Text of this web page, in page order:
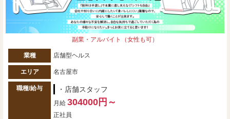
副業・アルバイト（女性も可）
業種 店舗型ヘルス
エリア 名古屋市
職種/給与 ・店舗スタッフ
月給 304000円～
正社員